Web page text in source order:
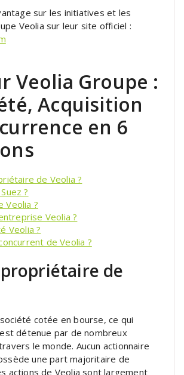
sur les initiatives et les
Veolia sur leur site officiel :
Veolia Groupe :
Acquisition
en 6
de Veolia ?
?
Veolia ?
Veolia ?
Veolia ?
de Veolia ?
de
cotée en bourse, ce qui
détenue par de nombreux
le monde. Aucun actionnaire
une part majoritaire de
actions de Veolia sont largement